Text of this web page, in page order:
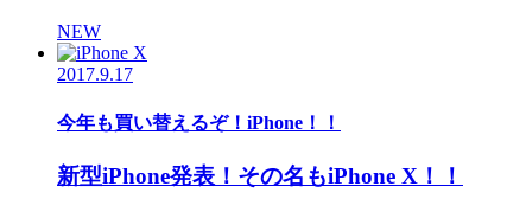
NEW
2017.9.17
今年も買い替えるぞ！iPhone！！
新型iPhone発表！その名もiPhone X！！